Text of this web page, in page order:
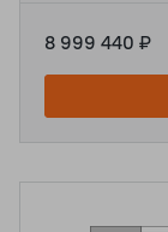
8 999 440 ₽